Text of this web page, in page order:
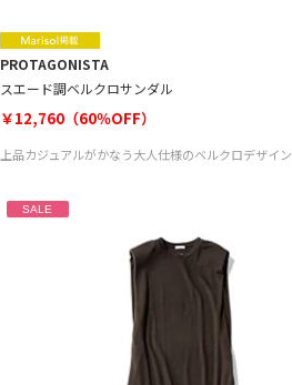
PROTAGONISTA
スエード調ベルクロサンダル
￥12,760（60％OFF）
上品カジュアルがかなう大人仕様のベルクロデザイン
SALE